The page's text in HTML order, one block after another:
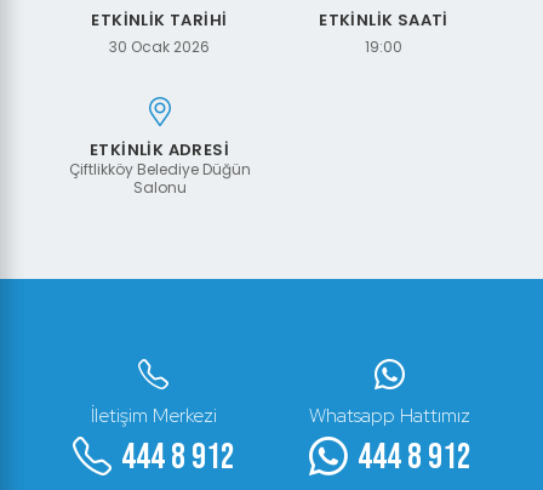
ETKİNLİK TARİHİ
30 Ocak 2026
ETKİNLİK SAATİ
19:00
ETKİNLİK ADRESİ
Çiftlikköy Belediye Düğün
Salonu
İletişim Merkezi
444 8 912
Whatsapp Hattımız
444 8 912